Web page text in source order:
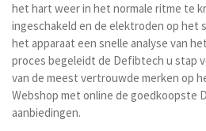
het hart weer in het normale ritme te
ingeschakeld en de elektroden op het
het apparaat een snelle analyse van
proces begeleidt de Defibtech u stap
van de meest vertrouwde merken op
Webshop met online de goedkoopste
aanbiedingen.